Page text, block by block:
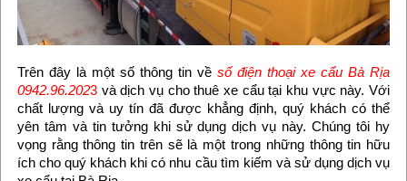
Trên đây là một số thông tin vềsố điện thoại xe cẩu Bà Rịa
0942.96.2023và dịch vụ cho thuê xe cẩu tại khu vực này. Với
chất lượng và uy tín đã được khẳng định, quý khách có thể
yên tâm và tin tưởng khi sử dụng dịch vụ này. Chúng tôi hy
vọng rằng thông tin trên sẽ là một trong những thông tin hữu
ích cho quý khách khi có nhu cầu tìm kiếm và sử dụng dịch vụ